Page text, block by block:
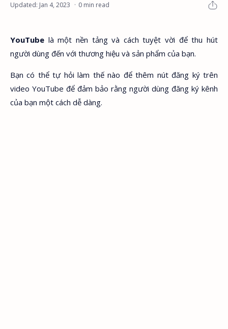
0 min read
YouTube là một nền tảng và cách tuyệt vời để thu hút
người dùng đến với thương hiệu và sản phẩm của bạn.
Bạn có thể tự hỏi làm thế nào để thêm nút đăng ký trên
video YouTube để đảm bảo rằng người dùng đăng ký kênh
của bạn một cách dễ dàng.